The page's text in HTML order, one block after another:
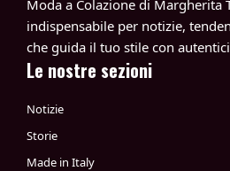
Moda a Colazione di Margherita
indispensabile per notizie,
che guida il tuo stile con
Le nostre sezioni
Notizie
Storie
Made in Italy